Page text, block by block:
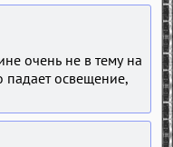
очень не в тему на
падает освещение,